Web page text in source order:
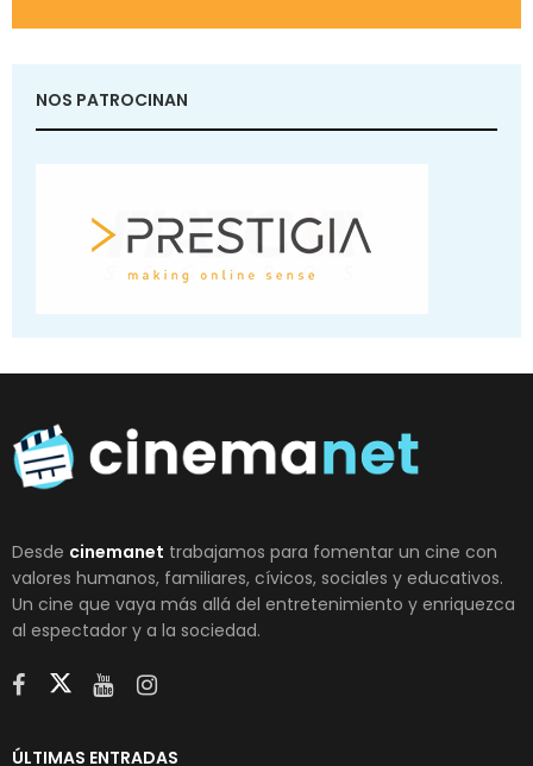
NOS PATROCINAN
Desde cinemanet trabajamos para fomentar un cine con
valores humanos, familiares, cívicos, sociales y educativos.
Un cine que vaya más allá del entretenimiento y enriquezca
al espectador y a la sociedad.
ÚLTIMAS ENTRADAS